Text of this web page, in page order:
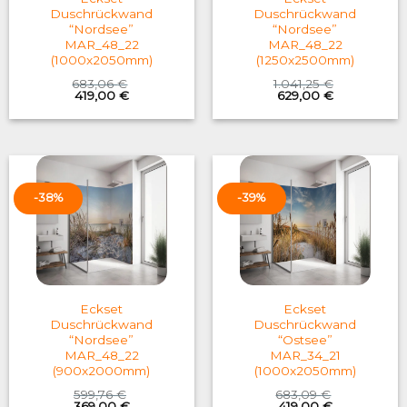
Duschrückwand
“Nordsee”
MAR_48_22
(1000x2050mm)
683,06€
Original
price
was:
419,00 €Current
is:
Duschrückwand
“Nordsee”
MAR_48_22
(1250x2500mm)
1.041,25€
Original
price
was:
629,00 €Current
is:
-38%
Eckset
Duschrückwand
“Nordsee”
MAR_48_22
(900x2000mm)
599,76€
-39%
Eckset
Duschrückwand
“Ostsee”
MAR_34_21
(1000x2050mm)
683,09€